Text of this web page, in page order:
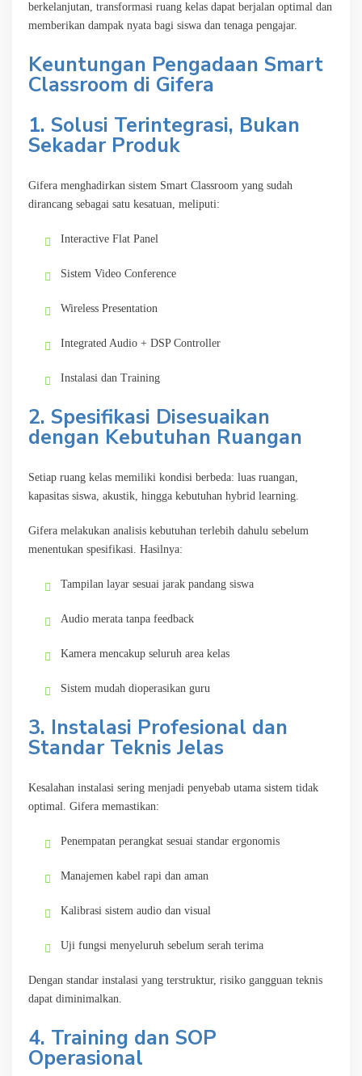
berkelanjutan, transformasi ruang kelas dapat berjalan optimal dan
memberikan dampak nyata bagi siswa dan tenaga pengajar.
Keuntungan Pengadaan Smart
Classroom di Gifera
1. Solusi Terintegrasi, Bukan
Sekadar Produk
Gifera menghadirkan sistem Smart Classroom yang sudah
dirancang sebagai satu kesatuan, meliputi:
Interactive Flat Panel
Sistem Video Conference
Wireless Presentation
Integrated Audio + DSP Controller
Instalasi dan Training
2. Spesifikasi Disesuaikan
dengan Kebutuhan Ruangan
Setiap ruang kelas memiliki kondisi berbeda: luas ruangan,
kapasitas siswa, akustik, hingga kebutuhan hybrid learning.
Gifera melakukan analisis kebutuhan terlebih dahulu sebelum
menentukan spesifikasi. Hasilnya:
Tampilan layar sesuai jarak pandang siswa
Audio merata tanpa feedback
Kamera mencakup seluruh area kelas
Sistem mudah dioperasikan guru
3. Instalasi Profesional dan
Standar Teknis Jelas
Kesalahan instalasi sering menjadi penyebab utama sistem tidak
optimal. Gifera memastikan:
Penempatan perangkat sesuai standar ergonomis
Manajemen kabel rapi dan aman
Kalibrasi sistem audio dan visual
Uji fungsi menyeluruh sebelum serah terima
Dengan standar instalasi yang terstruktur, risiko gangguan teknis
dapat diminimalkan.
4. Training dan SOP
Operasional